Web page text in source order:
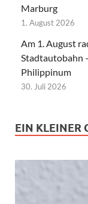
Marburg
1. August 2026
Am 1. August
Stadtautobahn
Philippinum
30. Juli 2026
EIN KLEINER